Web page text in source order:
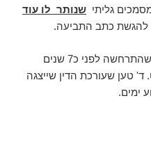
גליתי שנותר לו עוד
להגשת כתב התביעה.
שאלתי את ד' כיצד יתכן שתאונה שהתרחשה לפני כ7 שנים
טען שעורכת הדין שייצגה
ימים.